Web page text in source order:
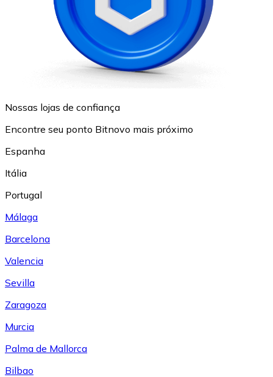
Nossas lojas de confiança
Encontre seu ponto Bitnovo mais próximo
Espanha
Itália
Portugal
Málaga
Barcelona
Valencia
Sevilla
Zaragoza
Murcia
Palma de Mallorca
Bilbao